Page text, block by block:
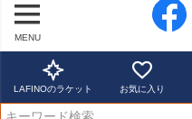
MENU
LAFINOのラケット お気に入り